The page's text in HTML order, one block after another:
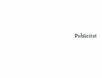
Publicitat